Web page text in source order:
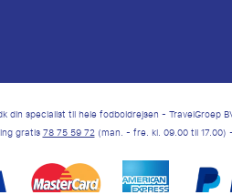
din specialist til hele fodboldrejsen - TravelGroep
gratis78 75 59 72(man. - fre. kl. 09.00 til 17.00) -